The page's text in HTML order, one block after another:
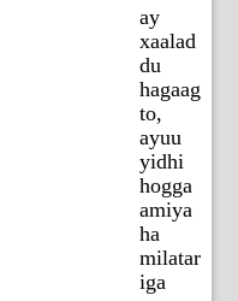
ay
xaalad
du
hagaag
to,
ayuu
yidhi
hogga
amiya
ha
milatar
iga